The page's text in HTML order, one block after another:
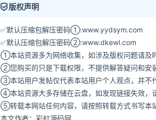
版权声明
✅默认压缩包解压密码①:www.yydsym.com
✅默认压缩包解压密码②:www.dkewl.com
①本站资源多为网络收集，如涉及版权问题请及
②您购买的只是下载权限，不提供解答疑问和安
③本站用户发帖仅代表本站用户个人观点，并不
④本站资源大多存储在云盘，如发现链接失效，
⑤转载本网站任何内容，请按照转载方式书写本
本文作者：彩虹源码网